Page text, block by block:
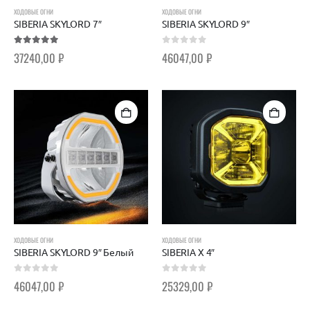
ХОДОВЫЕ ОГНИ
SIBERIA SKYLORD 7″
37240,00 ₽
ХОДОВЫЕ ОГНИ
SIBERIA SKYLORD 9″
46047,00 ₽
ХОДОВЫЕ ОГНИ
SIBERIA SKYLORD 9″ Белый
46047,00 ₽
ХОДОВЫЕ ОГНИ
SIBERIA X 4″
25329,00 ₽